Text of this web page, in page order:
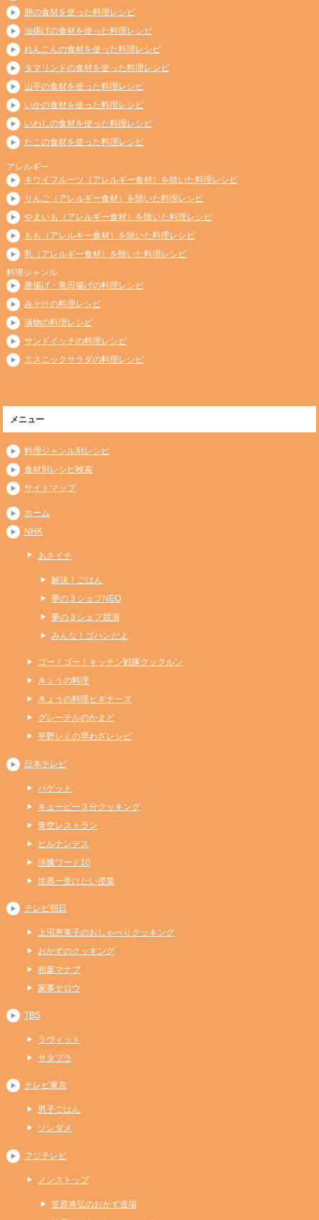
卵の食材を使った料理レシピ
油揚げの食材を使った料理レシピ
れんこんの食材を使った料理レシピ
タマリンドの食材を使った料理レシピ
山芋の食材を使った料理レシピ
いかの食材を使った料理レシピ
いわしの食材を使った料理レシピ
たこの食材を使った料理レシピ
アレルギー
キウイフルーツ（アレルギー食材）を除いた料理レシピ
りんご（アレルギー食材）を除いた料理レシピ
やまいも（アレルギー食材）を除いた料理レシピ
もも（アレルギー食材）を除いた料理レシピ
乳（アレルギー食材）を除いた料理レシピ
料理ジャンル
唐揚げ・竜田揚げの料理レシピ
みそ汁の料理レシピ
漬物の料理レシピ
サンドイッチの料理レシピ
エスニックサラダの料理レシピ
メニュー
料理ジャンル別レシピ
食材別レシピ検索
サイトマップ
ホーム
NHK
あさイチ
解決！ごはん
夢の３シェフNEO
夢の３シェフ競演
みんな！ゴハンだよ
ゴー！ゴー！キッチン戦隊クックルン
きょうの料理
きょうの料理ビギナーズ
グレーテルのかまど
平野レミの早わざレシピ
日本テレビ
バゲット
キューピー３分クッキング
青空レストラン
ヒルナンデス
沸騰ワード10
世界一受けたい授業
テレビ朝日
上沼恵美子のおしゃべりクッキング
おかずのクッキング
相葉マナブ
家事ヤロウ
TBS
ラヴィット
サタプラ
テレビ東京
男子ごはん
ソレダメ
フジテレビ
ノンストップ
笠原将弘のおかず道場